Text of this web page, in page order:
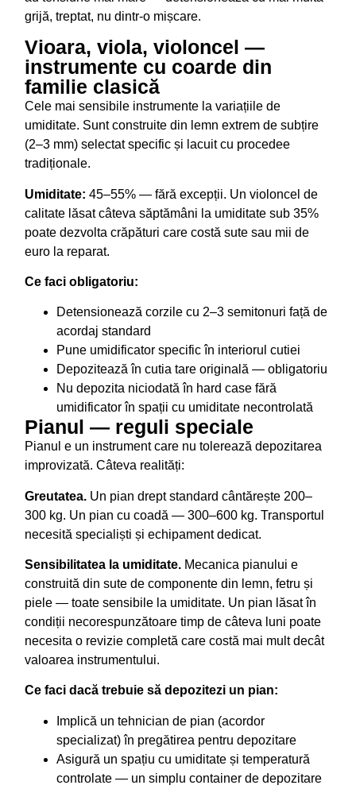
grijă, treptat, nu dintr-o mișcare.
Vioara, viola, violoncel —
instrumente cu coarde din
familie clasică
Cele mai sensibile instrumente la variațiile de
umiditate. Sunt construite din lemn extrem de subțire
(2–3 mm) selectat specific și lacuit cu procedee
tradiționale.
Umiditate: 45–55% — fără excepții. Un violoncel de
calitate lăsat câteva săptămâni la umiditate sub 35%
poate dezvolta crăpături care costă sute sau mii de
euro la reparat.
Ce faci obligatoriu:
Detensionează corzile cu 2–3 semitonuri față de
acordaj standard
Pune umidificator specific în interiorul cutiei
Depozitează în cutia tare originală — obligatoriu
Nu depozita niciodată în hard case fără
umidificator în spații cu umiditate necontrolată
Pianul — reguli speciale
Pianul e un instrument care nu tolerează depozitarea
improvizată. Câteva realități:
Greutatea.Un pian drept standard cântărește 200–
300 kg. Un pian cu coadă — 300–600 kg. Transportul
necesită specialiști și echipament dedicat.
Sensibilitatea la umiditate.Mecanica pianului e
construită din sute de componente din lemn, fetru și
piele — toate sensibile la umiditate. Un pian lăsat în
condiții necorespunzătoare timp de câteva luni poate
necesita o revizie completă care costă mai mult decât
valoarea instrumentului.
Ce faci dacă trebuie să depozitezi un pian:
Implică un tehnician de pian (acordor
specializat) în pregătirea pentru depozitare
Asigură un spațiu cu umiditate și temperatură
controlate — un simplu container de depozitare